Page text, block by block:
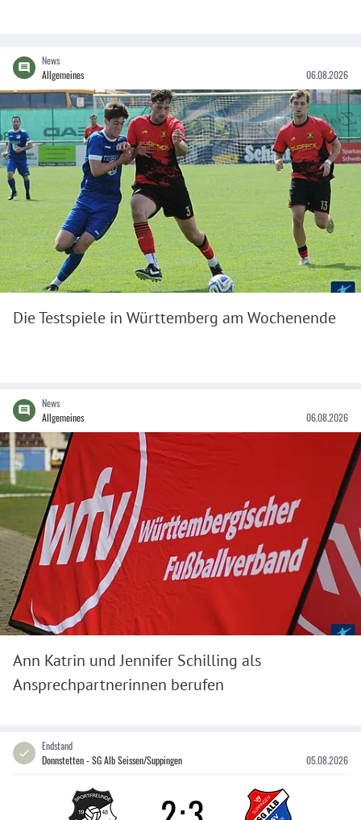
News
Allgemeines
06.08.2026
Die Testspiele in Württemberg am Wochenende
News
Allgemeines
06.08.2026
Ann Katrin und Jennifer Schilling als
Ansprechpartnerinnen berufen
Endstand
Donnstetten - SG Alb Seissen/Suppingen
05.08.2026